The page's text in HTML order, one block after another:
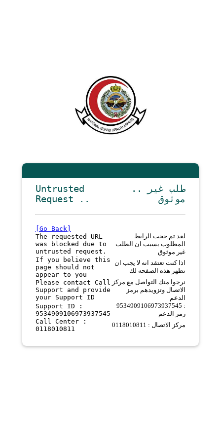
Untrusted
Request ..
.. طلب غير
موثوق
[Go Back]
The requested URL
was blocked due to
untrusted request.
لقد تم حجب الرابط
المطلوب بسبب ان الطلب
غير موثوق
If you believe this
page should not
appear to you
اذا كنت تعتقد انه لا يجب ان
تظهر هذه الصفحه لك
Please contact Call
Support and provide
your Support ID
نرجوا منك التواصل مع مركز
الاتصال وتزويدهم برمز
الدعم
Support ID :
9534909106973937545
9534909106973937545 :
رمز الدعم
Call Center :
0118010811
مركز الاتصال : 0118010811